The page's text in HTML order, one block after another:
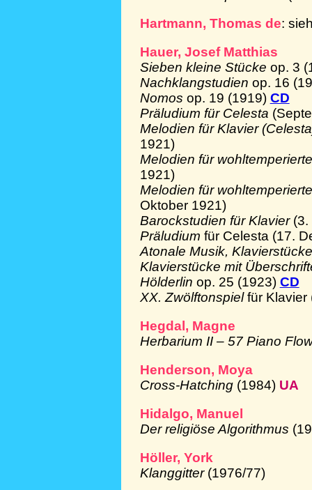
Hartmann, Thomas de:
Hauer, Josef Matthias
Sieben kleine Stücke op. 3
Nachklangstudien op. 16
Nomos op. 19 (1919) CD
Präludium für Celesta
Melodien für Klavier
1921)
Melodien für
1921)
Melodien für
Oktober 1921)
Barockstudien für Klavier
Präludium für Celesta (17.
Atonale Musik,
Klavierstücke mit
Hölderlin op. 25 (1923) CD
XX. Zwölftonspielfür Klavier
Hegdal, Magne
Herbarium II – 57 Piano
Henderson, Moya
Cross-Hatching (1984) UA
Hidalgo, Manuel
Der religiöse Algorithmus
Höller, York
Klanggitter (1976/77)